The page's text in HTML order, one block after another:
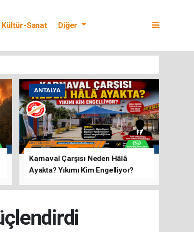
Kültür-Sanat
Diğer
ANTALYA
Karnaval Çarşısı Neden Hâlâ
Ayakta? Yıkımı Kim Engelliyor?